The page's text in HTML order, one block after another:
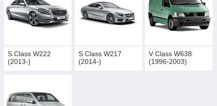
S Class W222
(2013-)
S Class W217
(2014-)
V Class W638
(1996-2003)